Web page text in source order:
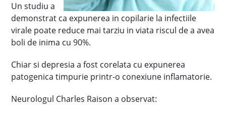
Un studiu a
demonstrat ca expunerea in copilarie la infectiile
virale poate reduce mai tarziu in viata riscul de a avea
boli de inima cu 90%.
Chiar si depresia a fost corelata cu expunerea
patogenica timpurie printr-o conexiune inflamatorie.
Neurologul Charles Raison a observat: